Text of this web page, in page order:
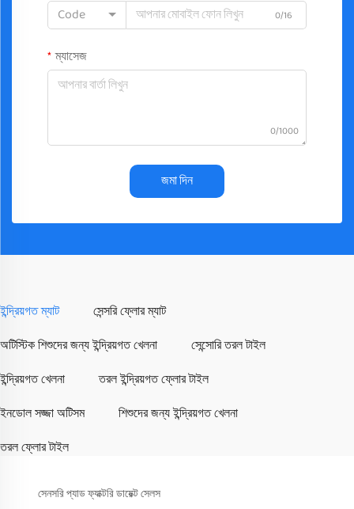
Code
0/16
ম্যাসেজ
0/1000
জমা দিন
ইন্দ্রিয়গত ম্যাট সেন্সরি ফ্লোর ম্যাট
অটিস্টিক শিশুদের জন্য ইন্দ্রিয়গত খেলনা সেন্সোরি তরল টাইল
ইন্দ্রিয়গত খেলনা তরল ইন্দ্রিয়গত ফ্লোর টাইল
ইনডোল সজ্জা অটিসম শিশুদের জন্য ইন্দ্রিয়গত খেলনা
তরল ফ্লোর টাইল
সেনসরি প্যাড ফ্যাক্টরি ডায়েক্ট সেলস